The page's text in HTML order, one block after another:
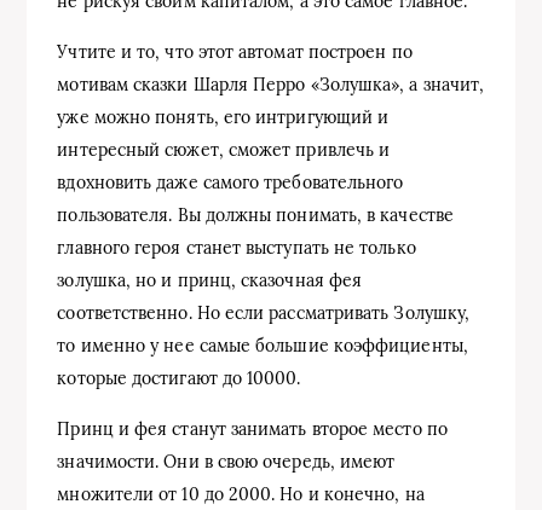
Учтите и то, что этот автомат построен по
мотивам сказки Шарля Перро «Золушка», а значит,
уже можно понять, его интригующий и
интересный сюжет, сможет привлечь и
вдохновить даже самого требовательного
пользователя. Вы должны понимать, в качестве
главного героя станет выступать не только
золушка, но и принц, сказочная фея
соответственно. Но если рассматривать Золушку,
то именно у нее самые большие коэффициенты,
которые достигают до 10000.
Принц и фея станут занимать второе место по
значимости. Они в свою очередь, имеют
множители от 10 до 2000. Но и конечно, на